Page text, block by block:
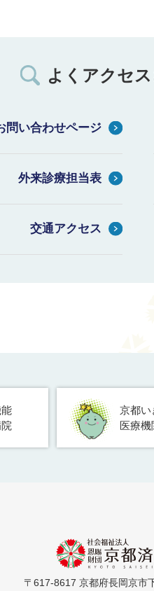
よくアクセ
問い合わせページ
外来診療担当表
交通アクセス
京都い
医療機
〒617-8617 京都府長岡京市